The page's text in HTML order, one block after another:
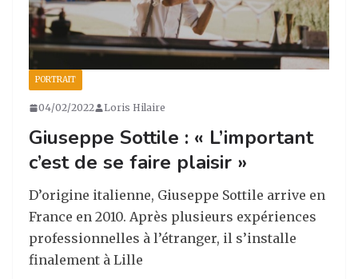
PORTRAIT
04/02/2022 Loris Hilaire
Giuseppe Sottile : « L’important
c’est de se faire plaisir »
D’origine italienne, Giuseppe Sottile arrive en
France en 2010. Après plusieurs expériences
professionnelles à l’étranger, il s’installe
finalement à Lille